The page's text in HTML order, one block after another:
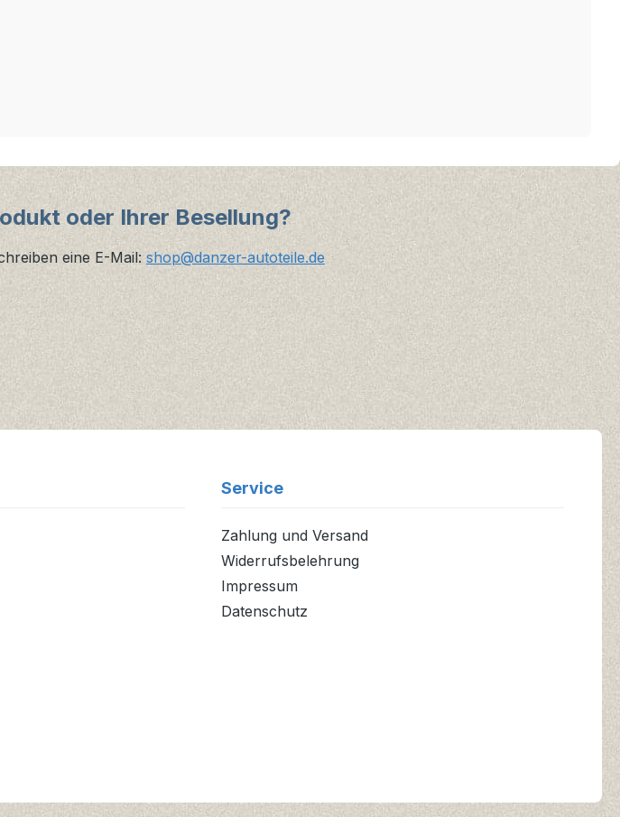
oder Ihrer Besellung?
eine E-Mail:shop@danzer-autoteile.de
Service
Zahlung und Versand
Widerrufsbelehrung
Impressum
Datenschutz